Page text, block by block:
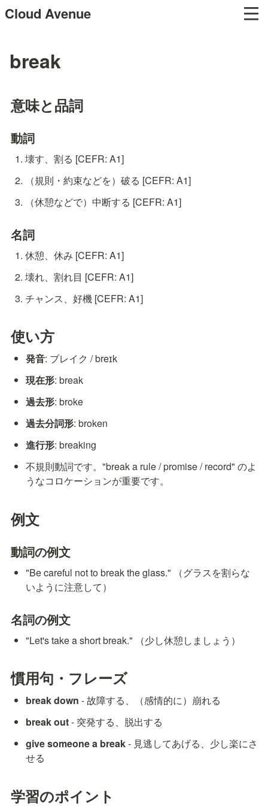
Cloud Avenue
break
意味と品詞
動詞
壊す、割る [CEFR: A1]
（規則・約束などを）破る [CEFR: A1]
（休憩などで）中断する [CEFR: A1]
名詞
休憩、休み [CEFR: A1]
壊れ、割れ目 [CEFR: A1]
チャンス、好機 [CEFR: A1]
使い方
発音: ブレイク / breɪk
現在形: break
過去形: broke
過去分詞形: broken
進行形: breaking
不規則動詞です。"break a rule / promise / record" のよ
うなコロケーションが重要です。
例文
動詞の例文
"Be careful not to break the glass." （グラスを割らな
いように注意して）
名詞の例文
"Let's take a short break." （少し休憩しましょう）
慣用句・フレーズ
break down - 故障する、（感情的に）崩れる
break out - 突発する、脱出する
give someone a break - 見逃してあげる、少し楽にさ
せる
学習のポイント